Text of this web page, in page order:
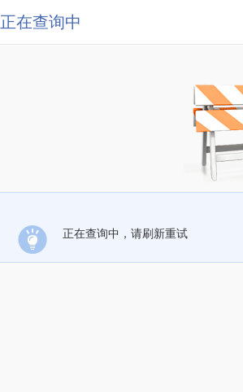
正在查询中
正在查询中，请刷新重试